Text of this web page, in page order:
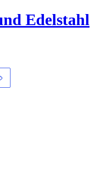
Edelstahl